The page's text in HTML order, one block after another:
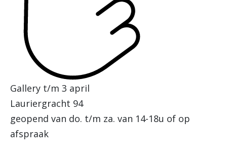
Gallery t/m 3 april
Lauriergracht 94
geopend van do. t/m za. van 14-18u of op
afspraak